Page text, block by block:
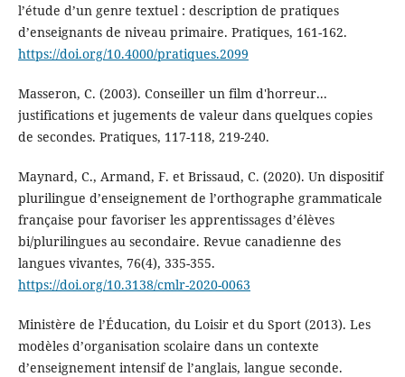
l’étude d’un genre textuel : description de pratiques
d’enseignants de niveau primaire. Pratiques, 161-162.
https://doi.org/10.4000/pratiques.2099
Masseron, C. (2003). Conseiller un film d'horreur...
justifications et jugements de valeur dans quelques copies
de secondes. Pratiques, 117-118, 219-240.
Maynard, C., Armand, F. et Brissaud, C. (2020). Un dispositif
plurilingue d’enseignement de l’orthographe grammaticale
française pour favoriser les apprentissages d’élèves
bi/plurilingues au secondaire. Revue canadienne des
langues vivantes, 76(4), 335-355.
https://doi.org/10.3138/cmlr-2020-0063
Ministère de l’Éducation, du Loisir et du Sport (2013). Les
modèles d’organisation scolaire dans un contexte
d’enseignement intensif de l’anglais, langue seconde.